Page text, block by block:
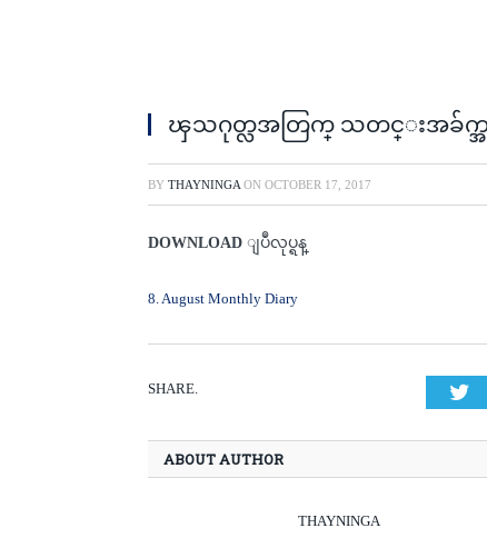
ၾသဂုတ္လအတြက္ သတင္းအခ်က္အ
BY THAYNINGA ON OCTOBER 17, 2017
DOWNLOAD ျပဳလုပ္ရန္
8. August Monthly Diary
SHARE.
ABOUT AUTHOR
THAYNINGA